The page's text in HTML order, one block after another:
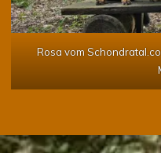
Rosa vom